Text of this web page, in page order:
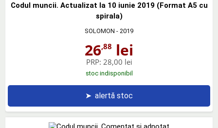
Codul muncii. Actualizat la 10 iunie 2019 (Format A5 cu
spirala)
SOLOMON - 2019
26,88 lei
PRP: 28,00 lei
stoc indisponibil
➤ alertă stoc